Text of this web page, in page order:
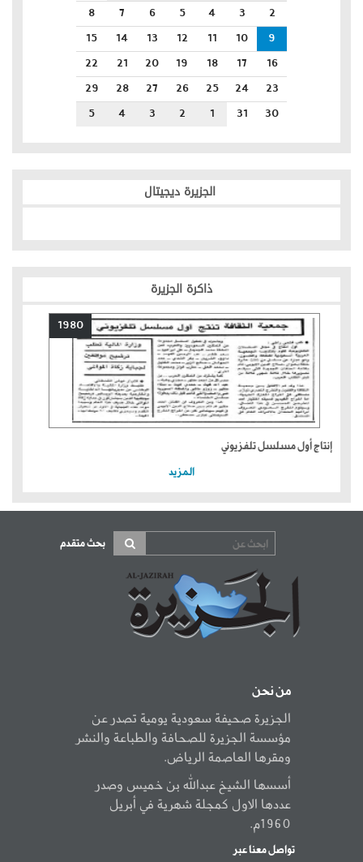
2
3
4
5
6
7
8
9
10
11
12
13
14
15
16
17
18
19
20
21
22
23
24
25
26
27
28
29
30
31
1
2
3
4
5
الجزيرة ديجيتال
ذاكرة الجزيرة
1980
إنتاج أول مسلسل تلفزيوني
المزيد
بحث متقدم
من نحن
الجزيرة صحيفة سعودية يومية تصدر عن
مؤسسة الجزيرة للصحافة والطباعة والنشر
ومقرها العاصمة الرياض.
أسسها الشيخ عبدالله بن خميس وصدر
عددها الاول كمجلة شهرية في أبريل
1960م.
تواصل معنا عبر